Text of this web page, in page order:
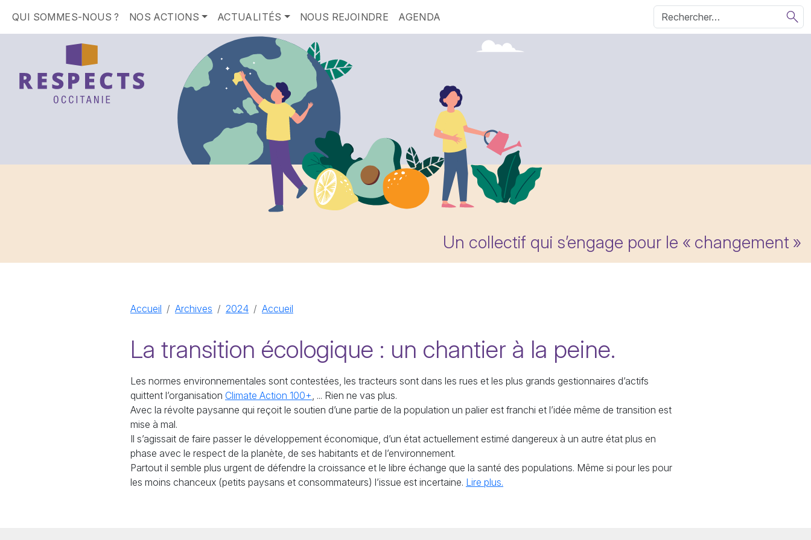
QUI SOMMES-NOUS ? NOS ACTIONS ACTUALITÉS NOUS REJOINDRE AGENDA
Un collectif qui s’engage pour le « changement »
Accueil Archives 2024 Accueil
La transition écologique : un chantier à la peine.
Les normes environnementales sont contestées, les tracteurs sont dans les rues et les plus grands gestionnaires d’actifs
quittent l’organisation Climate Action 100+, ... Rien ne vas plus.
Avec la révolte paysanne qui reçoit le soutien d’une partie de la population un palier est franchi et l’idée même de transition est
mise à mal.
Il s’agissait de faire passer le développement économique, d’un état actuellement estimé dangereux à un autre état plus en
phase avec le respect de la planète, de ses habitants et de l’environnement.
Partout il semble plus urgent de défendre la croissance et le libre échange que la santé des populations. Même si pour les pour
les moins chanceux (petits paysans et consommateurs) l’issue est incertaine. Lire plus.